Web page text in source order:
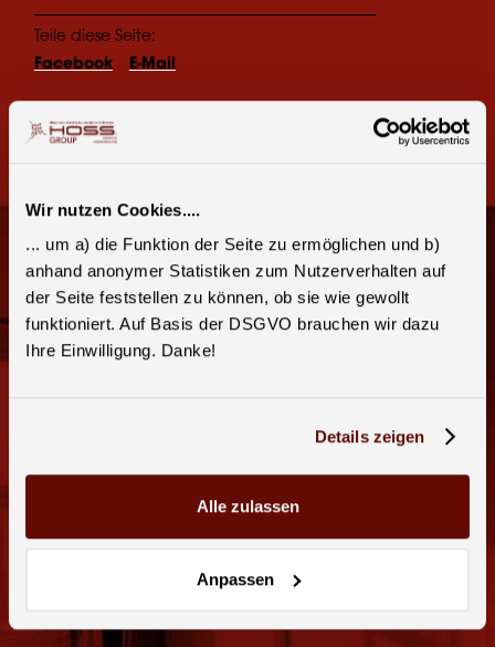
Wir nutzen Cookies....
... um a) die Funktion der Seite zu ermöglichen und b)
anhand anonymer Statistiken zum Nutzerverhalten auf
der Seite feststellen zu können, ob sie wie gewollt
funktioniert. Auf Basis der DSGVO brauchen wir dazu
Ihre Einwilligung. Danke!
Details zeigen
Alle zulassen
Anpassen
Teile diese Seite:
Facebook
E-Mail